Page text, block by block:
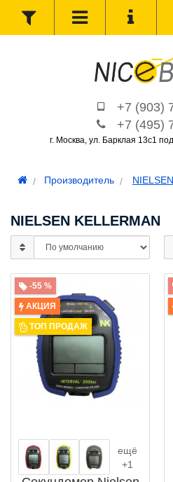
+7 (903)
+7 (495)
г. Москва, ул. Барклая 13с1
Производитель
NIELSEN KELLERMAN
-55 %
АКЦИЯ
ТОП ПРОДАЖ
ещё
+1